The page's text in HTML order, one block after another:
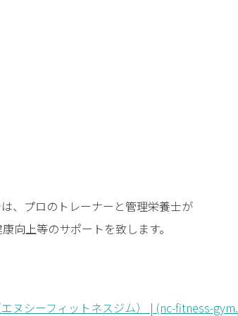
、プロのトレーナーと管理栄養士が
向上等のサポートを致します。
ヌシーフィットネスジム） | (nc-fitness-